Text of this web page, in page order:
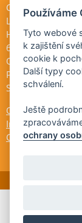
Citrus shop
Legionářů 2
Hodonín
695 01
Otevřeno:
Po-Pá 9-17
So 9-11:30
Ochrana
Informace ÚKZÚZ
Cookies
Používáme
Tyto webové
k zajištění
cookie k
Další typy
schválení.
Ještě
ochrany